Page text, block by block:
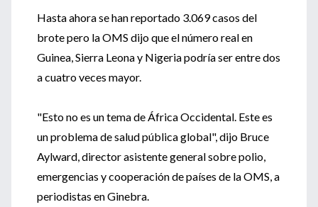
Hasta ahora se han reportado 3.069 casos del
brote pero la OMS dijo que el número real en
Guinea, Sierra Leona y Nigeria podría ser entre dos
a cuatro veces mayor.
"Esto no es un tema de África Occidental. Este es
un problema de salud pública global", dijo Bruce
Aylward, director asistente general sobre polio,
emergencias y cooperación de países de la OMS, a
periodistas en Ginebra.